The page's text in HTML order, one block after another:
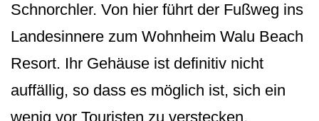
Schnorchler. Von hier führt der Fußweg ins
Landesinnere zum Wohnheim Walu Beach
Resort. Ihr Gehäuse ist definitiv nicht
auffällig, so dass es möglich ist, sich ein
wenig vor Touristen zu verstecken.